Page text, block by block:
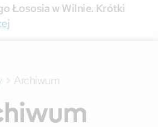
Łososia w Wilnie. Krótki
> Archiwum